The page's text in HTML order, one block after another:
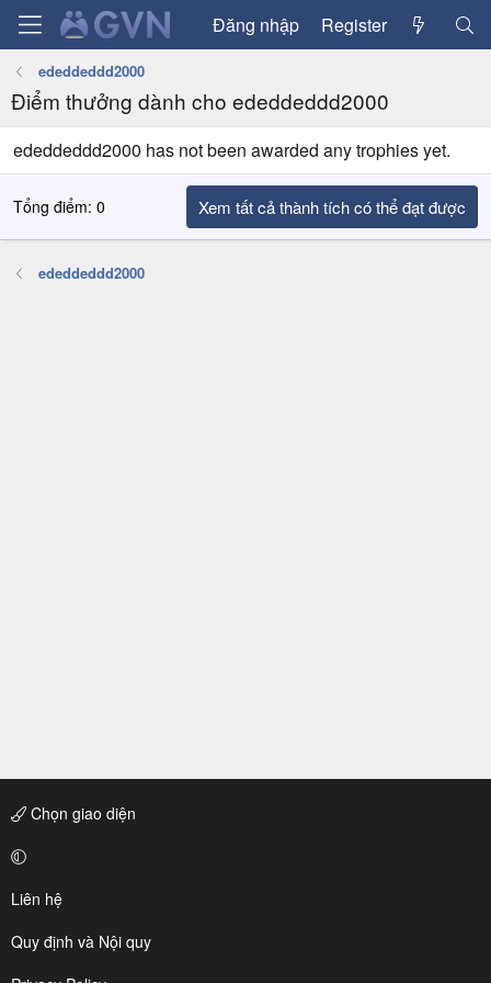
Đăng nhập Register
ededdeddd2000
Điểm thưởng dành cho ededdeddd2000
ededdeddd2000 has not been awarded any trophies yet.
Tổng điểm: 0 Xem tất cả thành tích có thể đạt được
ededdeddd2000
Chọn giao diện
Liên hệ
Quy định và Nội quy